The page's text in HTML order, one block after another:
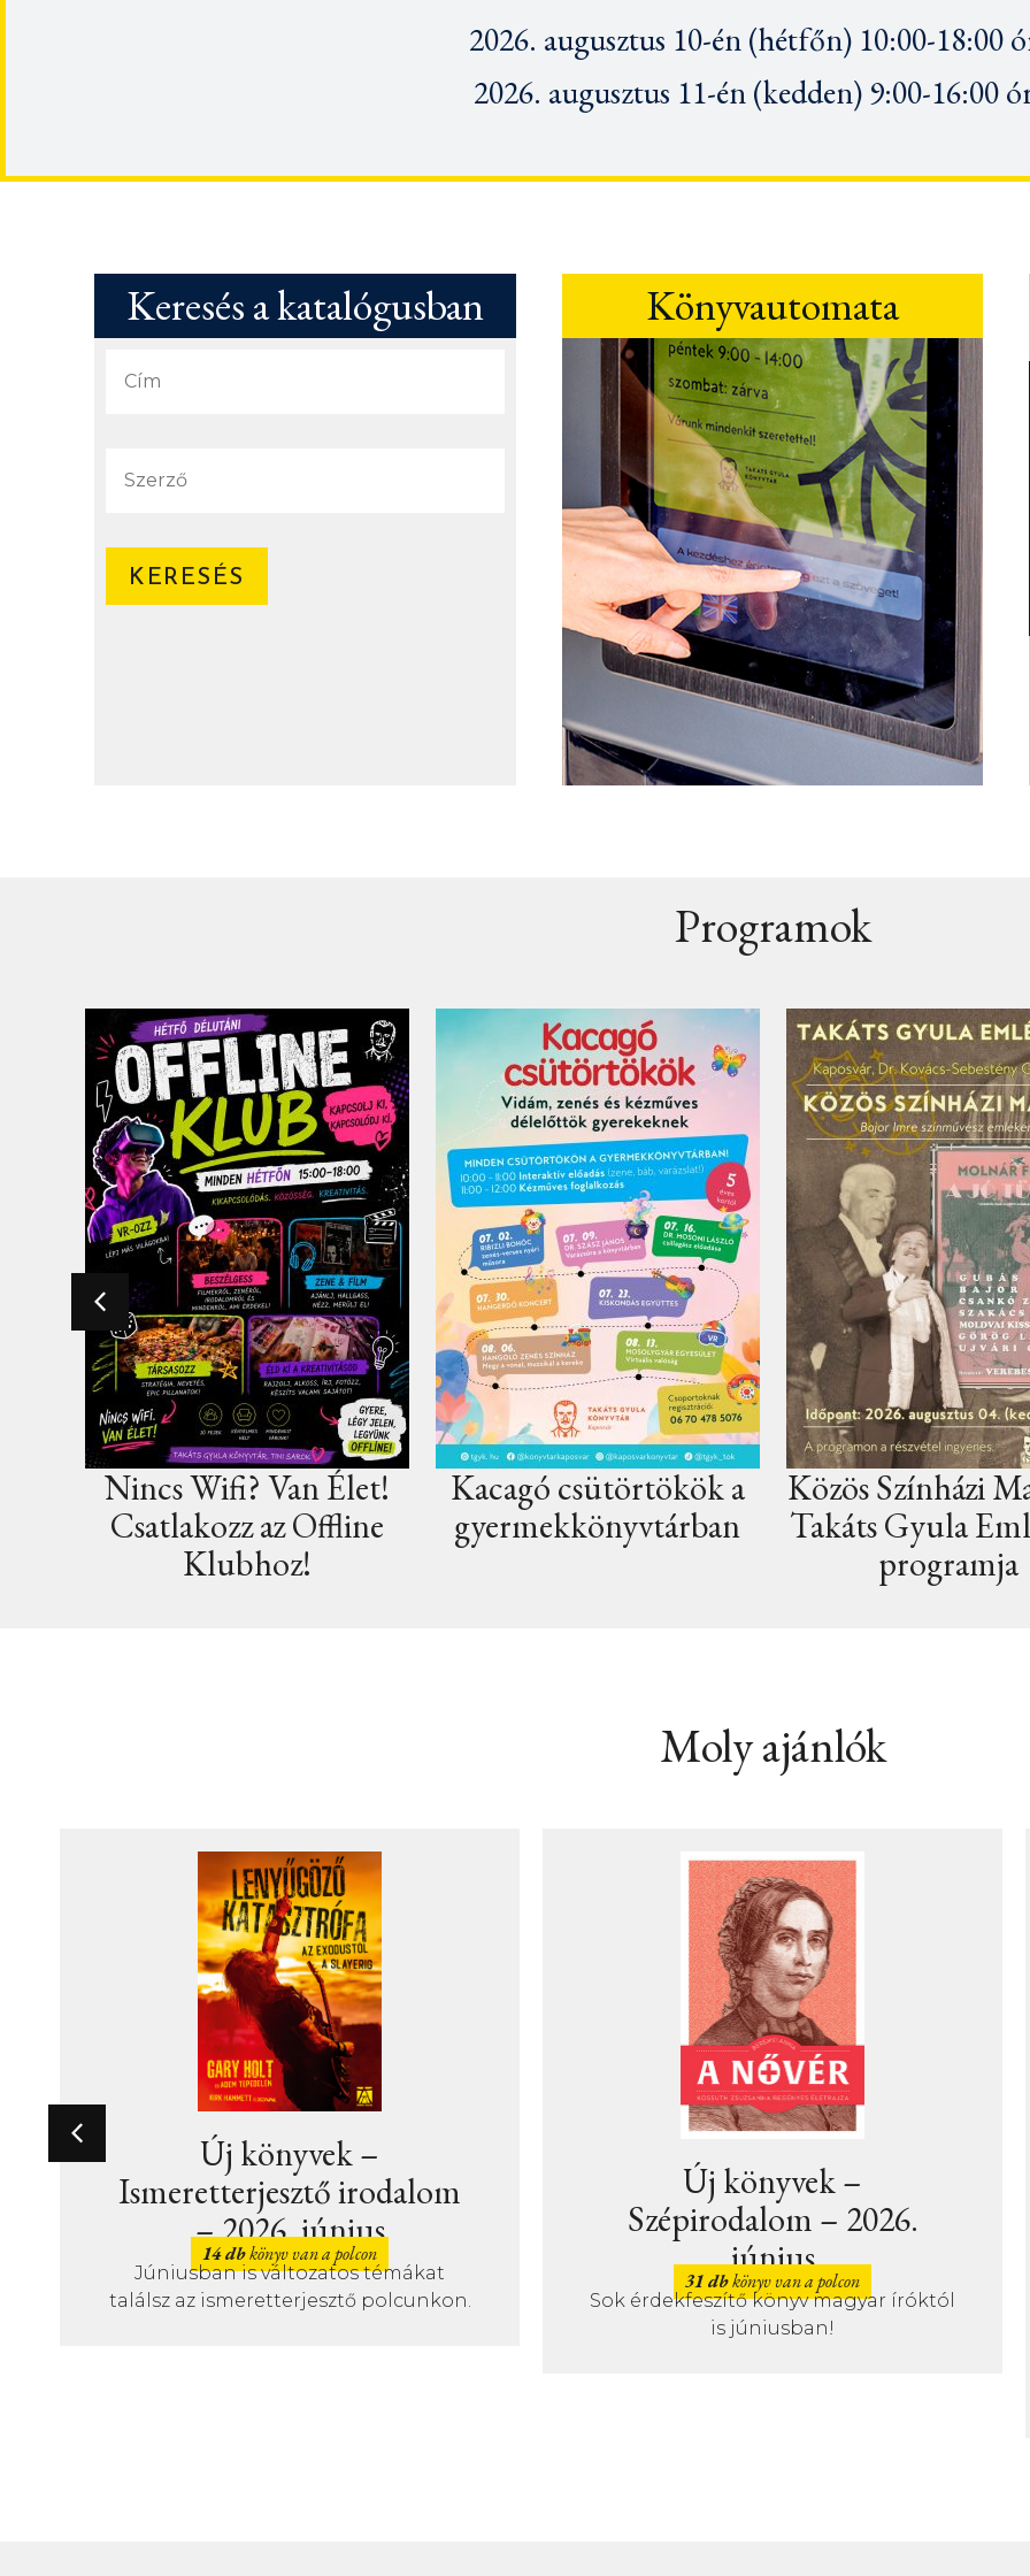
2026. augusztus 10-én (hétfőn) 10:00-18:00
2026. augusztus 11-én(kedden) 9:00-16:00
Keresés a katalógusban Könyvautomata
Programok
Kacagó csütörtökök a
gyermekkönyvtárban
Közös Színházi Matiné a
Takáts Gyula Emlékház
Fantasy
Moly ajánlók
Új könyvek –
Szépirodalom – 2026.
június
31 dbkönyv van a polcon
Sok érdekfeszítő könyv magyar íróktól
Egy könyv, ami egy
mediterrán országban
játszódik
69 dbkönyv van a polcon
Akik szeretnének csatlakozni a májusi
NINCS IDŐM OLVASNI KIHÍVÁShoz,